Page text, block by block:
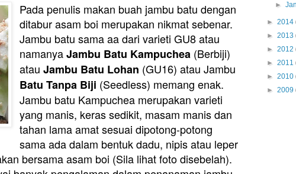
Pada penulis makan buah jambu batu dengan
ditabur asam boi merupakan nikmat sebenar.
Jambu batu sama aa dari varieti GU8 atau
namanyaJambu Batu Kampuchea (Berbiji)
atauJambu Batu Lohan (GU16) atau Jambu
Batu Tanpa Biji (Seedless) memang enak.
Jambu batu Kampuchea merupakan varieti
yang manis, keras sedikit, masam manis dan
tahan lama amat sesuai dipotong-potong
sama ada dalam bentuk dadu, nipis atau leper
bersama asam boi (Sila lihat foto disebelah).
►
► 2014
► 2013
► 2012
► 2011
► 2010
► 2009